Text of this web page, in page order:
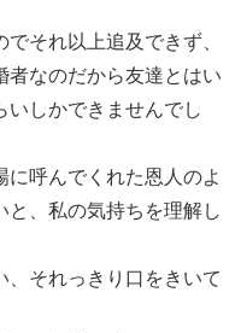
それ以上追及できず、
者なのだから友達とはい
いしかできませんでし
呼んでくれた恩人のよ
と、私の気持ちを理解し
、それっきり口をきいて